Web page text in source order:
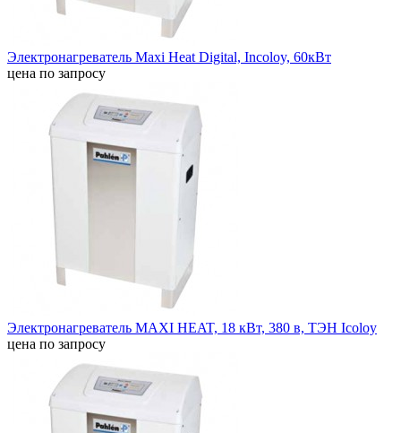
Электронагреватель Maxi Heat Digital, Incoloy, 60кВт
цена по запросу
Электронагреватель MAXI HEAT, 18 кВт, 380 в, ТЭН Icoloy
цена по запросу